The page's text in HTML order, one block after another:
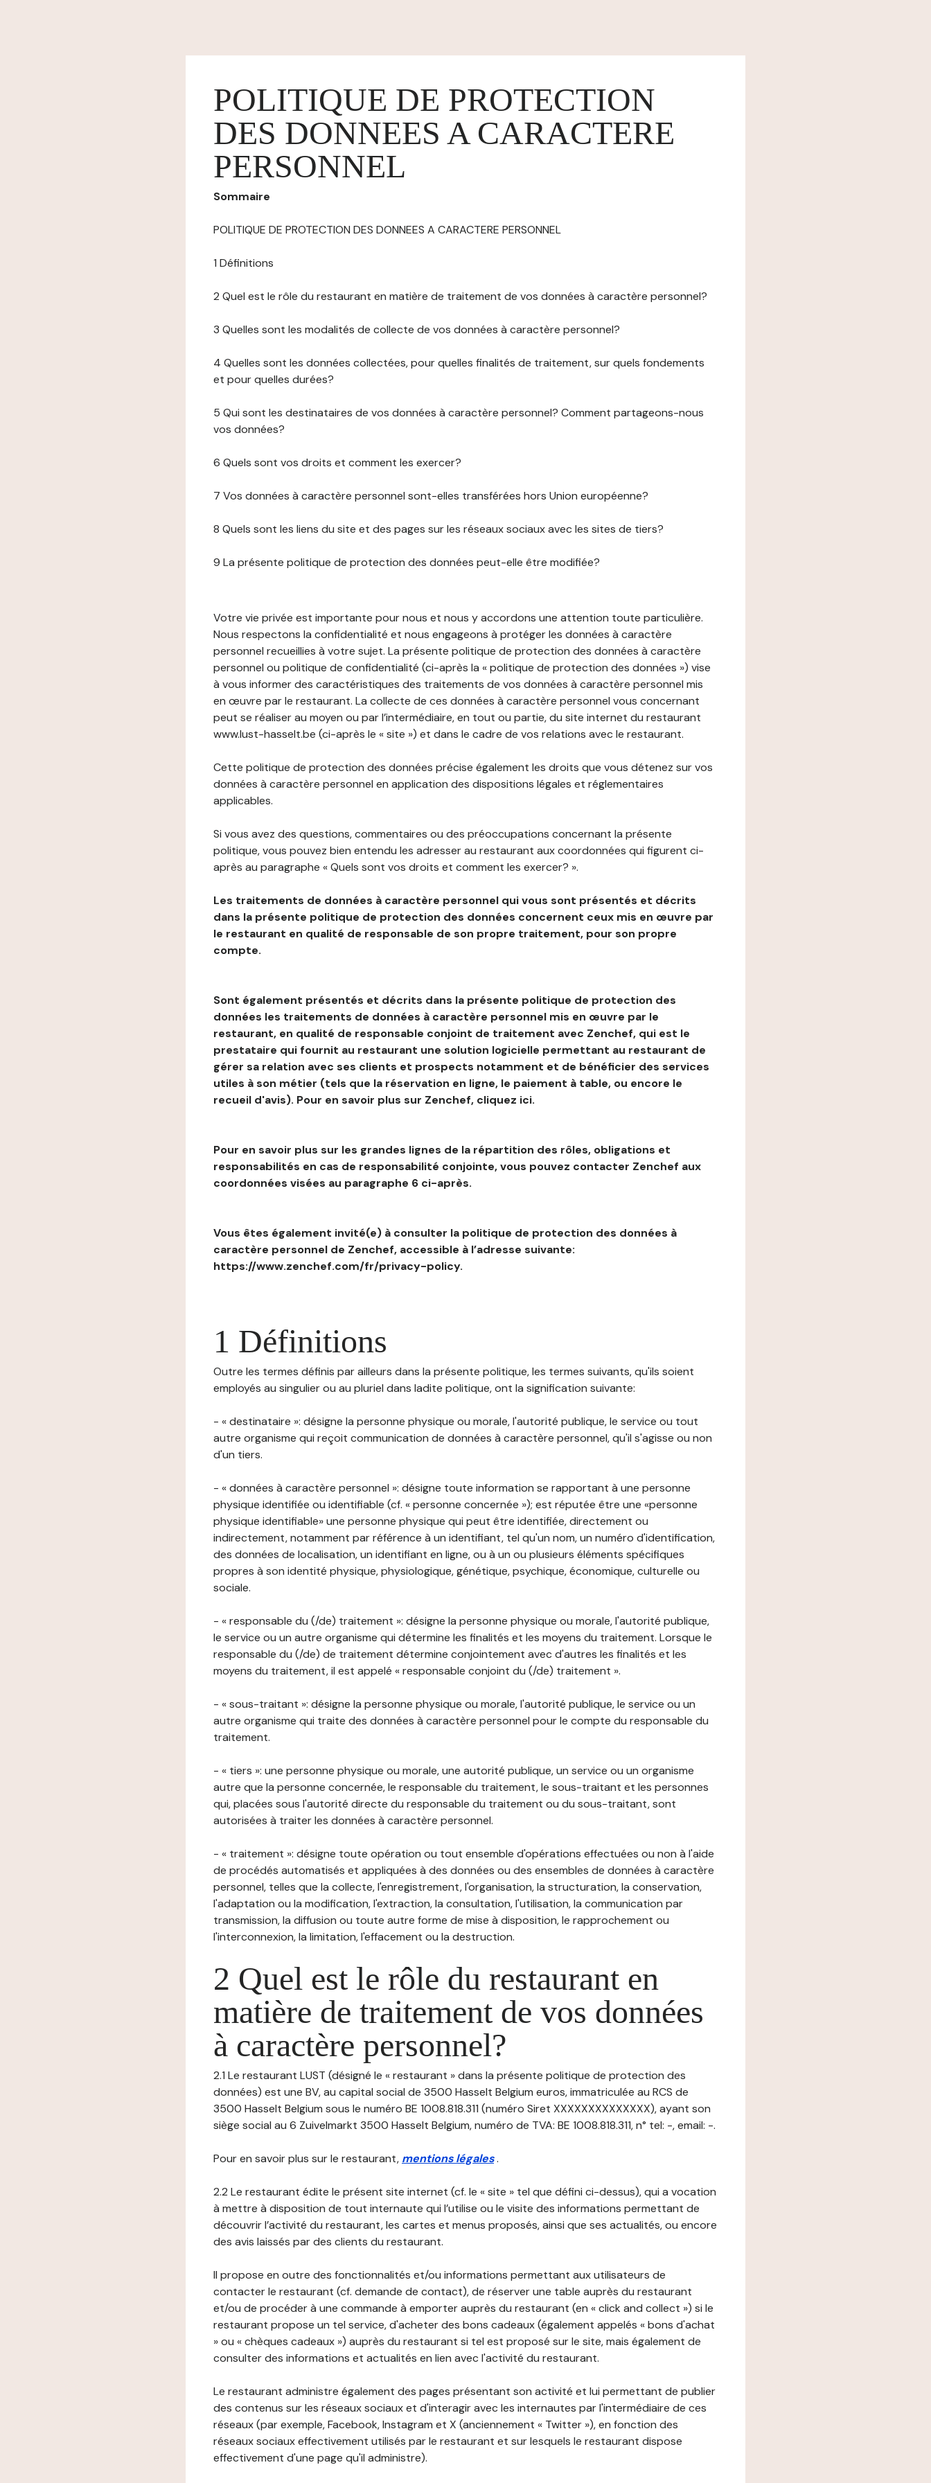
POLITIQUE DE PROTECTION
DES DONNEES A CARACTERE
PERSONNEL
Sommaire
POLITIQUE DE PROTECTION DES DONNEES A CARACTERE PERSONNEL
1 Définitions
2 Quel est le rôle du restaurant en matière de traitement de vos données à caractère personnel?
3 Quelles sont les modalités de collecte de vos données à caractère personnel?
4 Quelles sont les données collectées, pour quelles finalités de traitement, sur quels fondements
et pour quelles durées?
5 Qui sont les destinataires de vos données à caractère personnel? Comment partageons-nous
vos données?
6 Quels sont vos droits et comment les exercer?
7 Vos données à caractère personnel sont-elles transférées hors Union européenne?
8 Quels sont les liens du site et des pages sur les réseaux sociaux avec les sites de tiers?
9 La présente politique de protection des données peut-elle être modifiée?
Votre vie privée est importante pour nous et nous y accordons une attention toute particulière.
Nous respectons la confidentialité et nous engageons à protéger les données à caractère
personnel recueillies à votre sujet. La présente politique de protection des données à caractère
personnel ou politique de confidentialité (ci-après la « politique de protection des données ») vise
à vous informer des caractéristiques des traitements de vos données à caractère personnel mis
en œuvre par le restaurant. La collecte de ces données à caractère personnel vous concernant
peut se réaliser au moyen ou par l’intermédiaire, en tout ou partie, du site internet du restaurant
www.lust-hasselt.be (ci-après le « site ») et dans le cadre de vos relations avec le restaurant.
Cette politique de protection des données précise également les droits que vous détenez sur vos
données à caractère personnel en application des dispositions légales et réglementaires
applicables.
Si vous avez des questions, commentaires ou des préoccupations concernant la présente
politique, vous pouvez bien entendu les adresser au restaurant aux coordonnées qui figurent ci-
après au paragraphe « Quels sont vos droits et comment les exercer? ».
Les traitements de données à caractère personnel qui vous sont présentés et décrits
dans la présente politique de protection des données concernent ceux mis en œuvre par
le restaurant en qualité de responsable de son propre traitement, pour son propre
compte.
Sont également présentés et décrits dans la présente politique de protection des
données les traitements de données à caractère personnel mis en œuvre par le
restaurant, en qualité de responsable conjoint de traitement avec Zenchef, qui est le
prestataire qui fournit au restaurant une solution logicielle permettant au restaurant de
gérer sa relation avec ses clients et prospects notamment et de bénéficier des services
utiles à son métier (tels que la réservation en ligne, le paiement à table, ou encore le
recueil d'avis). Pour en savoir plus sur Zenchef, cliquez ici.
Pour en savoir plus sur les grandes lignes de la répartition des rôles, obligations et
responsabilités en cas de responsabilité conjointe, vous pouvez contacter Zenchef aux
coordonnées visées au paragraphe 6 ci-après.
Vous êtes également invité(e) à consulter la politique de protection des données à
caractère personnel de Zenchef, accessible à l’adresse suivante:
https://www.zenchef.com/fr/privacy-policy.
1 Définitions
Outre les termes définis par ailleurs dans la présente politique, les termes suivants, qu'ils soient
employés au singulier ou au pluriel dans ladite politique, ont la signification suivante:
- « destinataire »: désigne la personne physique ou morale, l'autorité publique, le service ou tout
autre organisme qui reçoit communication de données à caractère personnel, qu'il s'agisse ou non
d'un tiers.
- « données à caractère personnel »: désigne toute information se rapportant à une personne
physique identifiée ou identifiable (cf. « personne concernée »); est réputée être une «personne
physique identifiable» une personne physique qui peut être identifiée, directement ou
indirectement, notamment par référence à un identifiant, tel qu'un nom, un numéro d'identification,
des données de localisation, un identifiant en ligne, ou à un ou plusieurs éléments spécifiques
propres à son identité physique, physiologique, génétique, psychique, économique, culturelle ou
sociale.
- « responsable du (/de) traitement »: désigne la personne physique ou morale, l'autorité publique,
le service ou un autre organisme qui détermine les finalités et les moyens du traitement. Lorsque le
responsable du (/de) de traitement détermine conjointement avec d'autres les finalités et les
moyens du traitement, il est appelé « responsable conjoint du (/de) traitement ».
- « sous-traitant »: désigne la personne physique ou morale, l'autorité publique, le service ou un
autre organisme qui traite des données à caractère personnel pour le compte du responsable du
traitement.
- « tiers »: une personne physique ou morale, une autorité publique, un service ou un organisme
autre que la personne concernée, le responsable du traitement, le sous-traitant et les personnes
qui, placées sous l'autorité directe du responsable du traitement ou du sous-traitant, sont
autorisées à traiter les données à caractère personnel.
- « traitement »: désigne toute opération ou tout ensemble d'opérations effectuées ou non à l'aide
de procédés automatisés et appliquées à des données ou des ensembles de données à caractère
personnel, telles que la collecte, l'enregistrement, l'organisation, la structuration, la conservation,
l'adaptation ou la modification, l'extraction, la consultation, l'utilisation, la communication par
transmission, la diffusion ou toute autre forme de mise à disposition, le rapprochement ou
l'interconnexion, la limitation, l'effacement ou la destruction.
2 Quel est le rôle du restaurant en
matière de traitement de vos données
à caractère personnel?
2.1 Le restaurant LUST (désigné le « restaurant » dans la présente politique de protection des
données) est une BV, au capital social de 3500 Hasselt Belgium euros, immatriculée au RCS de
3500 Hasselt Belgium sous le numéro BE 1008.818.311 (numéro Siret XXXXXXXXXXXXXX), ayant son
siège social au 6 Zuivelmarkt 3500 Hasselt Belgium, numéro de TVA: BE 1008.818.311, n° tel: -, email: -.
Pour en savoir plus sur le restaurant, mentions légales.
2.2 Le restaurant édite le présent site internet (cf. le « site » tel que défini ci-dessus), qui a vocation
à mettre à disposition de tout internaute qui l’utilise ou le visite des informations permettant de
découvrir l’activité du restaurant, les cartes et menus proposés, ainsi que ses actualités, ou encore
des avis laissés par des clients du restaurant.
Il propose en outre des fonctionnalités et/ou informations permettant aux utilisateurs de
contacter le restaurant (cf. demande de contact), de réserver une table auprès du restaurant
et/ou de procéder à une commande à emporter auprès du restaurant (en « click and collect ») si le
restaurant propose un tel service, d'acheter des bons cadeaux (également appelés « bons d'achat
» ou « chèques cadeaux ») auprès du restaurant si tel est proposé sur le site, mais également de
consulter des informations et actualités en lien avec l'activité du restaurant.
Le restaurant administre également des pages présentant son activité et lui permettant de publier
des contenus sur les réseaux sociaux et d'interagir avec les internautes par l'intermédiaire de ces
réseaux (par exemple, Facebook, Instagram et X (anciennement « Twitter »), en fonction des
réseaux sociaux effectivement utilisés par le restaurant et sur lesquels le restaurant dispose
effectivement d'une page qu'il administre).